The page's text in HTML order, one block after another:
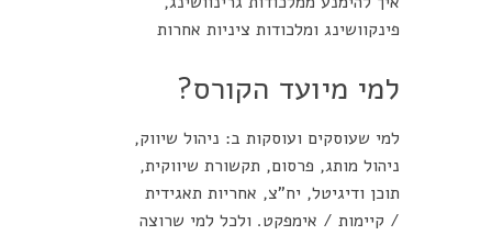
פינקוושינג ומלכודות ציניות אחרות
למי מיועד הקורס?
למי שעוסקים ועוסקות ב: ניהול שיווק,
ניהול מותג, פרסום, תקשורת שיווקית,
תוכן ודיגיטל, יח"צ, אחריות תאגידית
/ קיימות / אימפקט. ולכל למי שרוצה